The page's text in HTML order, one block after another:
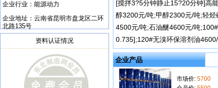
企业行业：能源动力
企业地址：云南省昆明市盘龙区二环
北路135号
资料认证情况
[搅拌3?5分钟静止15?20分钟]高
醇3200元/吨;甲醇2300元/吨;轻
4500元/吨;石油醚4600元/吨
0.735];120#无溴环保溶剂油
企业产品
市场价: 5700